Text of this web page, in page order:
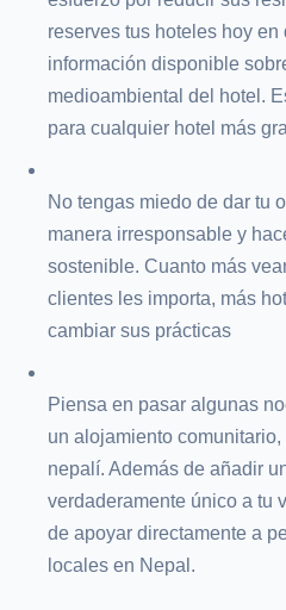
reserves tus hoteles hoy
información disponible
medioambiental del hotel.
para cualquier hotel más
No tengas miedo de dar tu
manera irresponsable y
sostenible. Cuanto más
clientes les importa, más
cambiar sus prácticas
Piensa en pasar algunas
un alojamiento
nepalí. Además de añadir
verdaderamente único a tu
de apoyar directamente a
locales en Nepal.